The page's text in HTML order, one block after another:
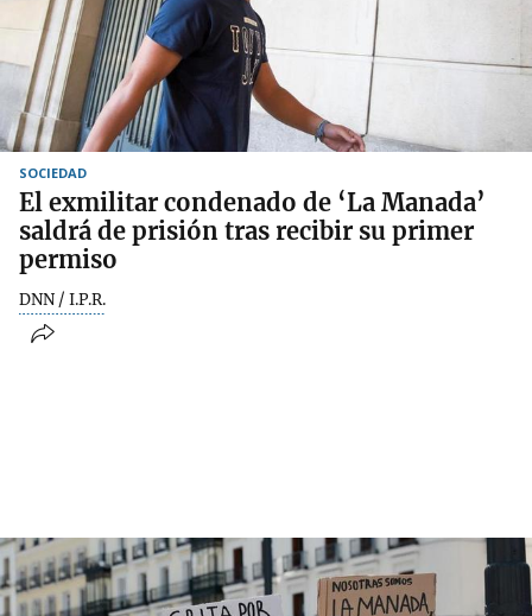
SOCIEDAD
El exmilitar condenado de ‘La Manada’
saldrá de prisión tras recibir su primer
permiso
DNN / I.P.R.